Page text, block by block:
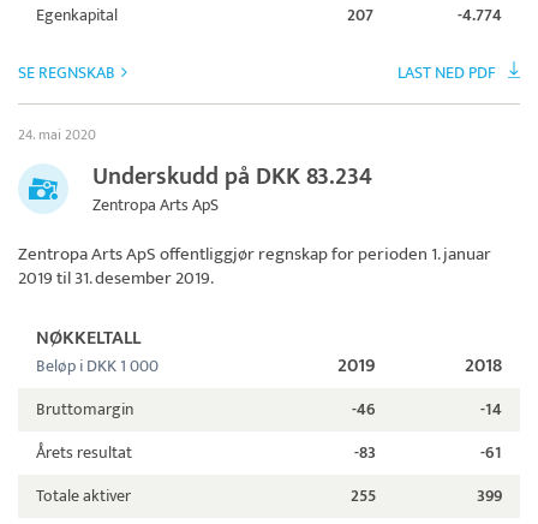
Egenkapital
207 -4.774
SE REGNSKAB LAST NED PDF
24. mai 2020
Underskudd på DKK 83.234
Zentropa Arts ApS
Zentropa Arts ApSoffentliggjør regnskap for perioden 1. januar
2019 til 31. desember 2019.
NØKKELTALL
Beløp i DKK 1 000 2019 2018
Bruttomargin -46
-14
Årets resultat
-83
-61
Totale aktiver
255
399